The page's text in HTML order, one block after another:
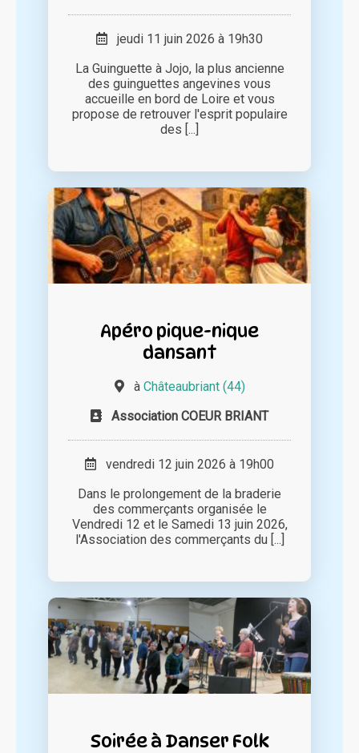
jeudi 11 juin 2026 à 19h30
La Guinguette à Jojo, la plus ancienne
des guinguettes angevines vous
accueille en bord de Loire et vous
propose de retrouver l'esprit populaire
des [...]
Apéro pique-nique
dansant
à Châteaubriant (44)
Association COEUR BRIANT
vendredi 12 juin 2026 à 19h00
Dans le prolongement de la braderie
des commerçants organisée le
Vendredi 12 et le Samedi 13 juin 2026,
l'Association des commerçants du [...]
Soirée à Danser Folk